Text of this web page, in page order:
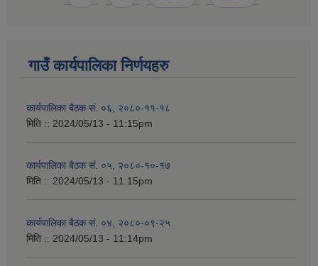
गाउँ कार्यपालिका निर्णयहरु
कार्यपालिका बैठक सं. ०६, २०८०-११-१८
मिति :: 2024/05/13 - 11:15pm
कार्यपालिका बैठक सं. ०५, २०८०-१०-१७
मिति :: 2024/05/13 - 11:15pm
कार्यपालिका बैठक सं. ०४, २०८०-०९-२५
मिति :: 2024/05/13 - 11:14pm